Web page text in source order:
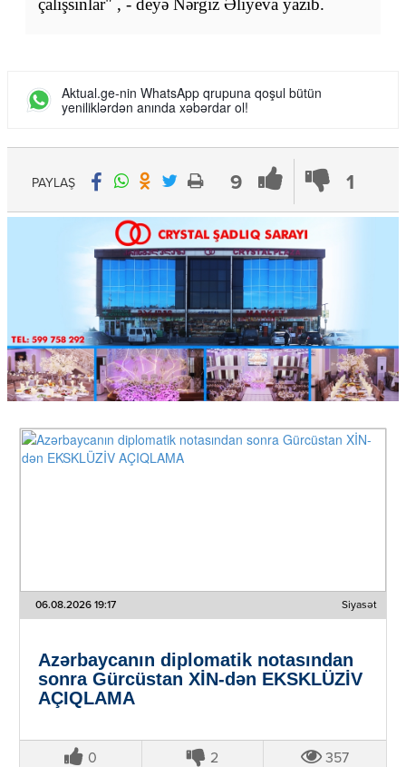
çalışsınlar" , - deyə Nərgiz Əliyeva yazıb.
Aktual.ge-nin WhatsApp qrupuna qoşul bütün
yeniliklərdən anında xəbərdar ol!
9 1
PAYLAŞ
06.08.2026 19:17 Siyasət
Azərbaycanın diplomatik notasından
sonra Gürcüstan XİN-dən EKSKLÜZİV
AÇIQLAMA
0 2 357